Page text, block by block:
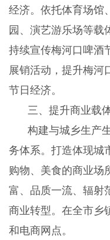
经济。依托体育场馆
园、演艺游乐场等载
持续宣传梅河口啤酒
展销活动，提升梅河
节日经济。
三、提升商业载
构建与城乡生产
务体系。打造体现城
购物、美食的商业场
富、品质一流、辐射
商业转型。在全市乡
和电商网点。